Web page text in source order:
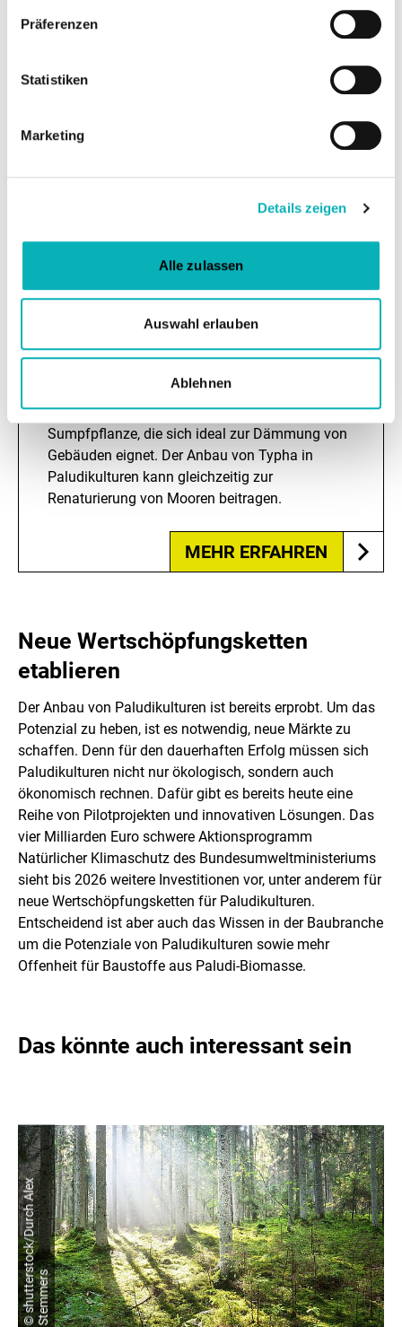
Präferenzen
Statistiken
Marketing
Details zeigen
Alle zulassen
Auswahl erlauben
Ablehnen
Schilf
Dämmung, als Putzträger oder als Zuschlag
MEHR ERFAHREN
Rohrkolben (Typha)
Rohrkolben ist eine leichte, stabile und
witterungsbeständige Wasser- und
Sumpfpflanze, die sich ideal zur Dämmung von
Gebäuden eignet. Der Anbau von Typha in
Paludikulturen kann gleichzeitig zur
Renaturierung von Mooren beitragen.
MEHR ERFAHREN
Neue Wertschöpfungsketten
etablieren
Der Anbau von Paludikulturen ist bereits erprobt. Um das
Potenzial zu heben, ist es notwendig, neue Märkte zu
schaffen. Denn für den dauerhaften Erfolg müssen sich
Paludikulturen nicht nur ökologisch, sondern auch
ökonomisch rechnen. Dafür gibt es bereits heute eine
Reihe von Pilotprojekten und innovativen Lösungen. Das
vier Milliarden Euro schwere Aktionsprogramm
Natürlicher Klimaschutz des Bundesumweltministeriums
sieht bis 2026 weitere Investitionen vor, unter anderem für
neue Wertschöpfungsketten für Paludikulturen.
Entscheidend ist aber auch das Wissen in der Baubranche
um die Potenziale von Paludikulturen sowie mehr
Offenheit für Baustoffe aus Paludi-Biomasse.
Das könnte auch interessant sein
©
s
h
u
t
t
e
r
s
t
o
c
k
/
D
u
r
c
h
A
l
e
x
S
t
e
m
m
e
rs